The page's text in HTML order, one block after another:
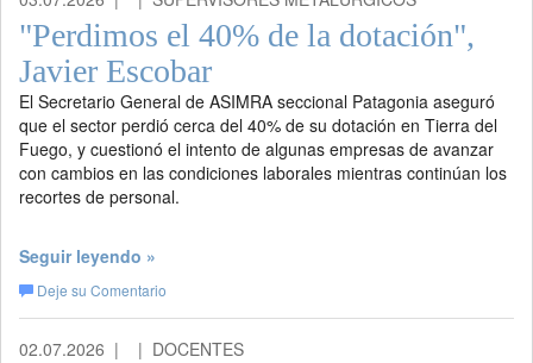
"Perdimos el 40% de la dotación",
Javier Escobar
El Secretario General de ASIMRA seccional Patagonia aseguró
que el sector perdió cerca del 40% de su dotación en Tierra del
Fuego, y cuestionó el intento de algunas empresas de avanzar
con cambios en las condiciones laborales mientras continúan los
recortes de personal.
Seguir leyendo »
Deje su Comentario
02.07.2026 | | DOCENTES